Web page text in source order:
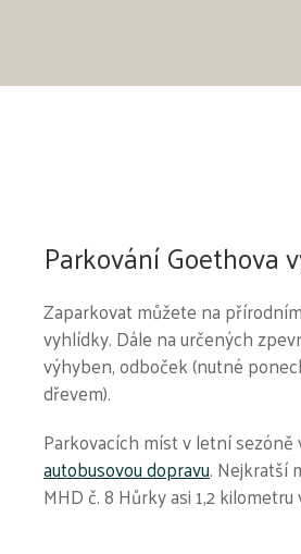
Parkování Goethova
Zaparkovat můžete na
vyhlídky. Dále na určených
výhyben, odboček (nutné
dřevem).
Parkovacích míst v letní
autobusovou dopravu. Nejkratší
MHD č. 8 Hůrky asi 1,2